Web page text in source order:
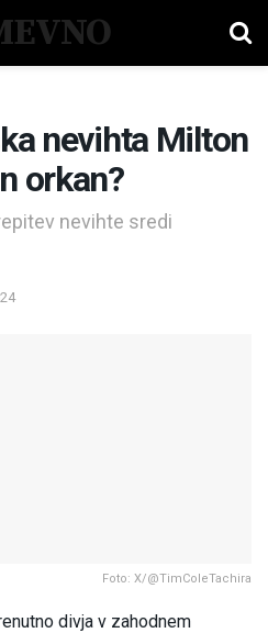
nevihta Milton
orkan?
nevihte sredi
Foto: X/@TimColeTachira
divja v zahodnem